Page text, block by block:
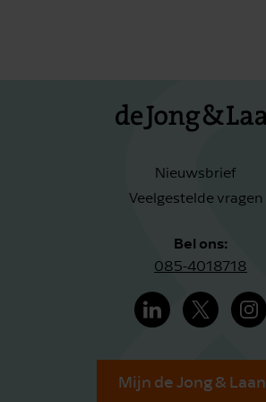
Nieuwsbrief
Veelgestelde vragen
Bel ons:
085-4018718
Mijn de Jong & Laan